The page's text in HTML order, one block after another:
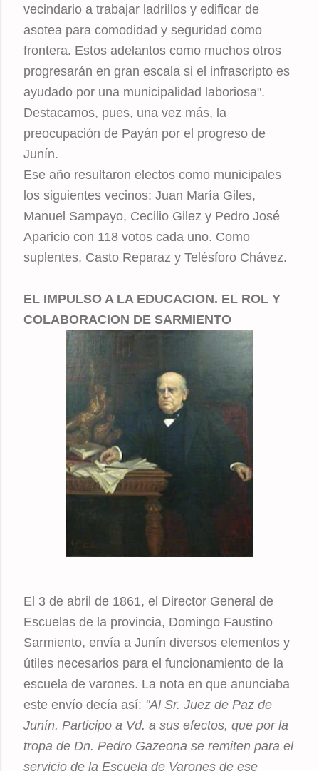
vecindario a trabajar ladrillos y edificar de
asotea para comodidad y seguridad como
frontera. Estos adelantos como muchos otros
progresarán en gran escala si el infrascripto es
ayudado por una municipalidad laboriosa".
Destacamos, pues, una vez más, la
preocupación de Payán por el progreso de
Junín.
Ese año resultaron electos como municipales
los siguientes vecinos: Juan María Giles,
Manuel Sampayo, Cecilio Gilez y Pedro José
Aparicio con 118 votos cada uno. Como
suplentes, Casto Reparaz y Telésforo Chávez.
EL IMPULSO A LA EDUCACION. EL ROL Y
COLABORACION DE SARMIENTO
El 3 de abril de 1861, el Director General de
Escuelas de la provincia, Domingo Faustino
Sarmiento, envía a Junín diversos elementos y
útiles necesarios para el funcionamiento de la
escuela de varones. La nota en que anunciaba
este envío decía así: "Al Sr. Juez de Paz de
Junín. Participo a Vd. a sus efectos, que por la
tropa de Dn. Pedro Gazeona se remiten para el
servicio de la Escuela de Varones de ese